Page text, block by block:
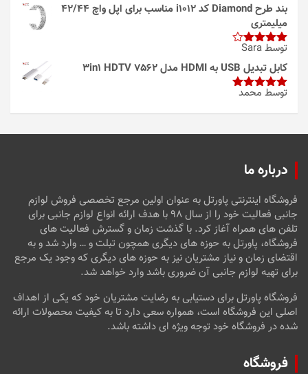
بند طرح Diamond کد i1012 مناسب برای اپل واچ 42/44
میلیمتری
امتیاز4
از 5
توسط Sara
کابل تبدیل USB به HDMI مدل 3in1 HDTV 7562
امتیاز5از
توسط محمد
درباره ما
فروشگاه اینترنتی پاورتل به عنوان اولین مرجع تخصصی فروش لوازم
جانبی فعالیت خود را از سال ۹۸ با هدف ارائه انواع لوازم جانبی برای
تلفن های همراه آغاز کرد. با گذشت زمان و گسترش فعالیت های
فروشگاه، پاورتل به حوزه های دیگری همچون تبلت و … وارد شد و به
اقتضای زمان و نیاز مشتریان نیز به حوزه های دیگری که وجود یک مرجع
برای تهیه لوازم جانبی آن ضروری باشد وارد خواهد شد.
فروشگاه پاورتل برای دستیابی به رضایت مشتریان خود که یکی از اهداف
اصلی این فروشگاه است، همواره سعی دارد تا به کیفیت محصولات ارائه
شده در فروشگاه خود توجه ویژه ای داشته باشد.
فروشگاه